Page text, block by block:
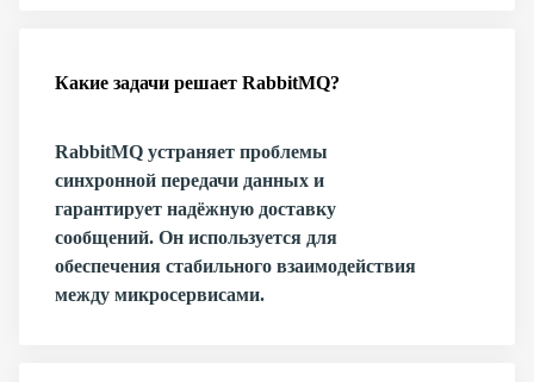
Какие задачи решает RabbitMQ?
RabbitMQ устраняет проблемы
синхронной передачи данных и
гарантирует надёжную доставку
сообщений. Он используется для
обеспечения стабильного взаимодействия
между микросервисами.